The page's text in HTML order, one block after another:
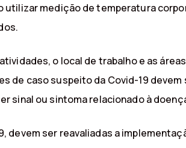
medição de temperatura
o local de trabalho e as
de caso suspeito da Covid-19
sinal ou sintoma relacionado à
ser reavaliadas a